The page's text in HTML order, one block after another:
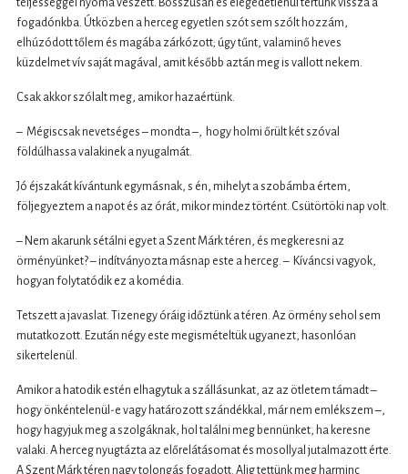
teljességgel nyoma veszett. Bosszúsan és elégedetlenül tértünk vissza a
fogadónkba. Útközben a herceg egyetlen szót sem szólt hozzám,
elhúzódott tőlem és magába zárkózott; úgy tűnt, valaminő heves
küzdelmet vív saját magával, amit később aztán meg is vallott nekem.
Csak akkor szólalt meg, amikor hazaértünk.
– Mégiscsak nevetséges – mondta –, hogy holmi őrült két szóval
földúlhassa valakinek a nyugalmát.
Jó éjszakát kívántunk egymásnak, s én, mihelyt a szobámba értem,
följegyeztem a napot és az órát, mikor mindez történt. Csütörtöki nap volt.
– Nem akarunk sétálni egyet a Szent Márk téren, és megkeresni az
örményünket? – indítványozta másnap este a herceg. – Kíváncsi vagyok,
hogyan folytatódik ez a komédia.
Tetszett a javaslat. Tizenegy óráig időztünk a téren. Az örmény sehol sem
mutatkozott. Ezután négy este megismételtük ugyanezt, hasonlóan
sikertelenül.
Amikor a hatodik estén elhagytuk a szállásunkat, az az ötletem támadt –
hogy önkéntelenül-e vagy határozott szándékkal, már nem emlékszem –,
hogy hagyjuk meg a szolgáknak, hol találni meg bennünket, ha keresne
valaki. A herceg nyugtázta az előrelátásomat és mosollyal jutalmazott érte.
A Szent Márk téren nagy tolongás fogadott. Alig tettünk meg harminc